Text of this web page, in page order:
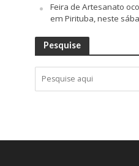
Feira de Artesanato
em Pirituba, neste
Pesquise